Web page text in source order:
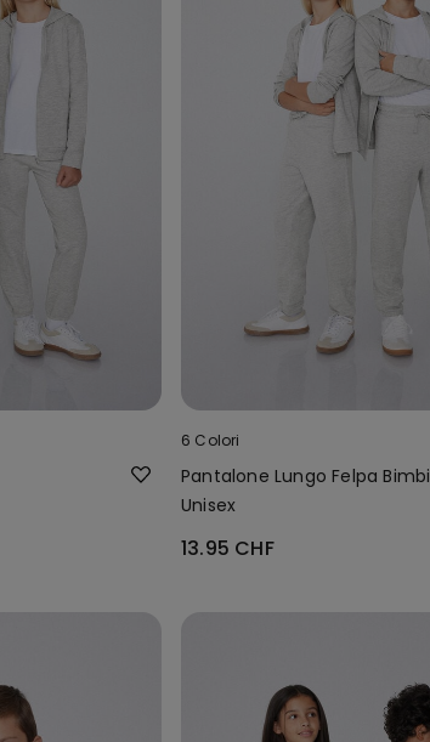
6 Colori
Pantalone Lungo Felpa Bimbi
Unisex
13.95 CHF